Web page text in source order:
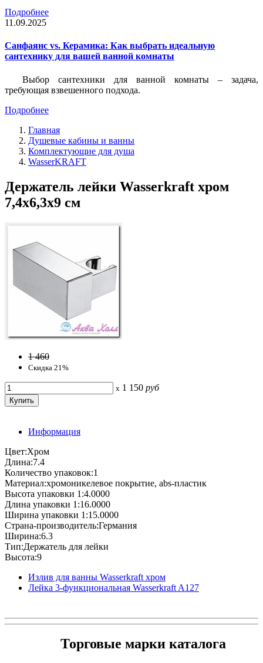
Подробнее
11.09.2025
Санфаянс vs. Керамика: Как выбрать идеальную
сантехнику для вашей ванной комнаты
Выбор сантехники для ванной комнаты – задача,
требующая взвешенного подхода.
Подробнее
Главная
Душевые кабины и ванны
Комплектующие для душа
WasserKRAFT
Держатель лейки Wasserkraft хром
7,4х6,3х9 см
1 460
Скидка 21%
x 1 150 руб
Информация
Цвет:Хром
Длина:7.4
Количество упаковок:1
Материал:хромоникелевое покрытие, abs-пластик
Высота упаковки 1:4.0000
Длина упаковки 1:16.0000
Ширина упаковки 1:15.0000
Страна-производитель:Германия
Ширина:6.3
Тип:Держатель для лейки
Высота:9
Излив для ванны Wasserkraft хром
Лейка 3-функциональная Wasserkraft A127
Торговые марки каталога